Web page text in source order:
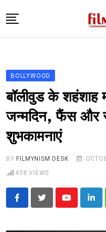
to
TELEVISION
BHOJPURI
NEWS ABTAK
STARRY SIDES
MORE
BOLLYWOOD
बॉलीवुड के शहंशाह
जन्मदिन, फैंस और
शुभकामनाएं
BY FILMYNISM DESK
438 VIEWS
Youtube